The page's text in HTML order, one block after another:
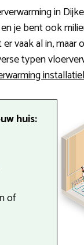
in
je bent ook
vaak al in,
typen
huis:
of